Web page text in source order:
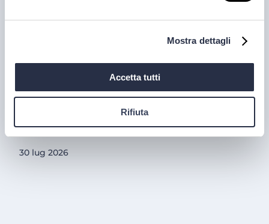
Mostra dettagli
Accetta tutti
Rifiuta
responsabilità e amore per il
Cantina Valle Isarco è sinonimo di eccellenza: i vini
dell'Alto Adige grazie all'altissima qualità delle uve e
alla lavorazione accurata e meticolosa.
30 lug 2026